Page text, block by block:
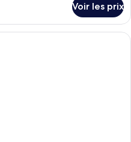
Voir les prix
Une chambre d’hôtel avec deux lits,